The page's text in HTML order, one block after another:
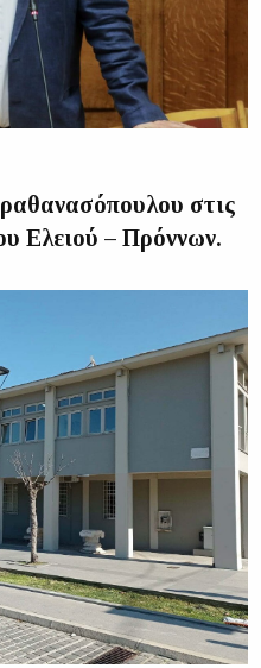
στις
Ελειού – Πρόννων.